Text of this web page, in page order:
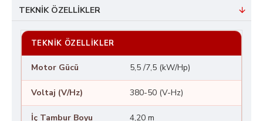
TEKNIK ÖZELLIKLER
TEKNIK ÖZELLIKLER
Motor Gücü 5,5 /7,5 (kW/Hp)
Voltaj (V/Hz) 380-50 (V-Hz)
İç Tambur Boyu 4,20 m